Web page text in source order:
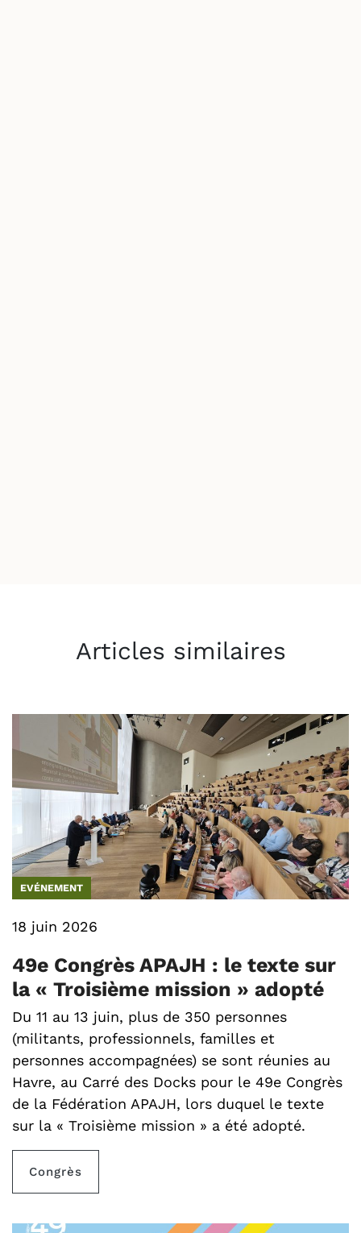
Articles similaires
EVÉNEMENT
18 juin 2026
49e Congrès APAJH : le texte sur
la « Troisième mission » adopté
Du 11 au 13 juin, plus de 350 personnes
(militants, professionnels, familles et
personnes accompagnées) se sont réunies au
Havre, au Carré des Docks pour le 49e Congrès
de la Fédération APAJH, lors duquel le texte
sur la « Troisième mission » a été adopté.
Congrès